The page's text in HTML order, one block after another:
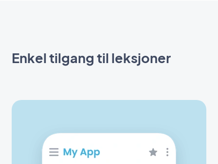
Enkel tilgang til leksjoner